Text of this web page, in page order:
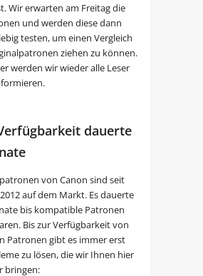
Wir erwarten am Freitag die
und werden diese dann
testen, um einen Vergleich
ziehen zu können.
werden wir wieder alle Leser
dauerte
von Canon sind seit
auf dem Markt. Es dauerte
bis kompatible Patronen
Bis zur Verfügbarkeit von
Patronen gibt es immer erst
zu lösen, die wir Ihnen hier
bringen: